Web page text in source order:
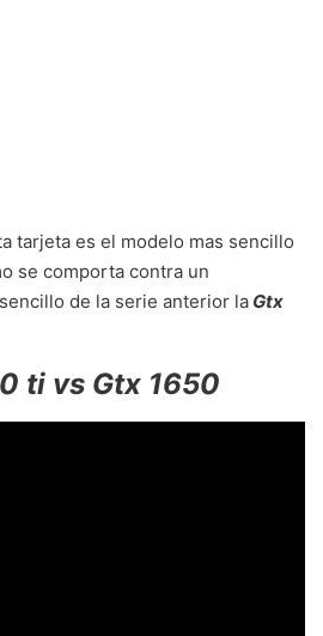
tarjeta es el modelo mas sencillo
se comporta contra un
de la serie anterior la Gtx
ti vs Gtx 1650